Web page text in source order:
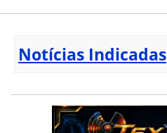
Notícias Indicadas